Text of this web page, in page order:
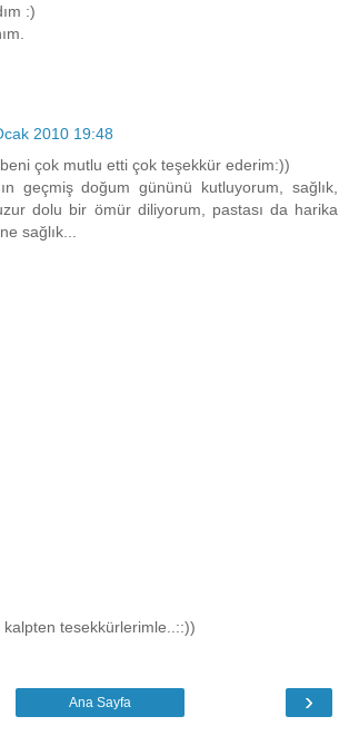
:)
2010 19:48
çok mutlu etti çok teşekkür ederim:))
geçmiş doğum gününü kutluyorum, sağlık,
dolu bir ömür diliyorum, pastası da harika
sağlık...
tesekkürlerimle..::))
›
Ana Sayfa